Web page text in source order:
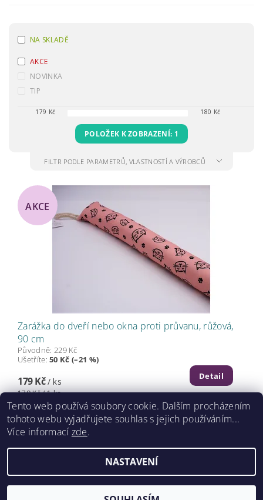
NA SKLADĚ
AKCE
NOVINKA
TIP
179 Kč 180 Kč
POLOŽEK K ZOBRAZENÍ: 1
FILTR PODLE PARAMETRŮ, VLASTNOSTÍ A VÝROBCŮ
AKCE
Zarážka do dveří nebo okna proti průvanu, růžová,
90 cm
Původně: 229 Kč
Ušetříte:50 Kč (–21 %)
179 Kč/ ks
179 Kč / 1 ks
Detail
2026 ©www.caretrade.cz, všechna práva vyhrazena
Tento web používá soubory cookie. Dalším procházením
tohoto webu vyjadřujete souhlas s jejich používáním...
Více informací zde.
NASTAVENÍ